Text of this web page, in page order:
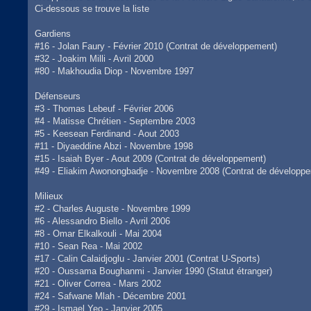
a
Ci-dessous se trouve la liste
Gardiens
#16 - Jolan Faury - Février 2010 (Contrat de développement)
#32 - Joakim Milli - Avril 2000
#80 - Makhoudia Diop - Novembre 1997
Défenseurs
#3 - Thomas Lebeuf - Février 2006
#4 - Matisse Chrétien - Septembre 2003
#5 - Keesean Ferdinand - Aout 2003
#11 - Diyaeddine Abzi - Novembre 1998
#15 - Isaiah Byer - Aout 2009 (Contrat de développement)
#49 - Eliakim Awonongbadje - Novembre 2008 (Contrat de
Milieux
#2 - Charles Auguste - Novembre 1999
#6 - Alessandro Biello - Avril 2006
#8 - Omar Elkalkouli - Mai 2004
#10 - Sean Rea - Mai 2002
#17 - Calin Calaidjoglu - Janvier 2001 (Contrat U-Sports)
#20 - Oussama Boughanmi - Janvier 1990 (Statut étranger)
#21 - Oliver Correa - Mars 2002
#24 - Safwane Mlah - Décembre 2001
#29 - Ismael Yeo - Janvier 2005